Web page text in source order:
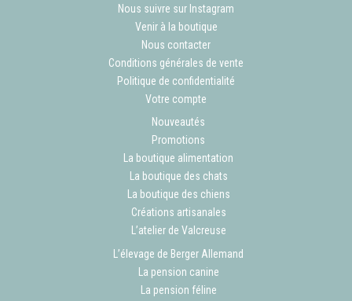
Nous suivre sur Instagram
Venir à la boutique
Nous contacter
Conditions générales de vente
Politique de confidentialité
Votre compte
Nouveautés
Promotions
La boutique alimentation
La boutique des chats
La boutique des chiens
Créations artisanales
L’atelier de Valcreuse
L’élevage de Berger Allemand
La pension canine
La pension féline